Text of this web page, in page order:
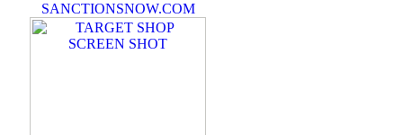
SANCTIONSNOW.COM